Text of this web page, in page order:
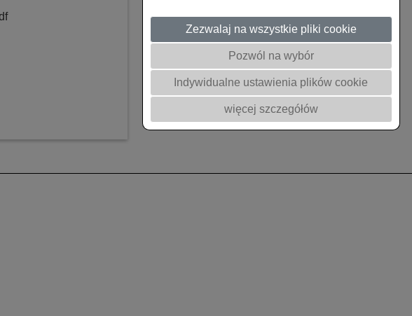
Zezwalaj na wszystkie pliki cookie
Pozwól na wybór
Indywidualne ustawienia plików cookie
więcej szczegółów